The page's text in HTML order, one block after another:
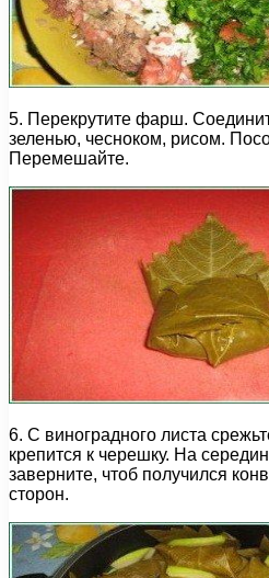
5. Перекрутите фарш.
зеленью, чесноком, рисом.
Перемешайте.
6. С виноградного листа
крепится к черешку. На
заверните, чтоб получился
сторон.